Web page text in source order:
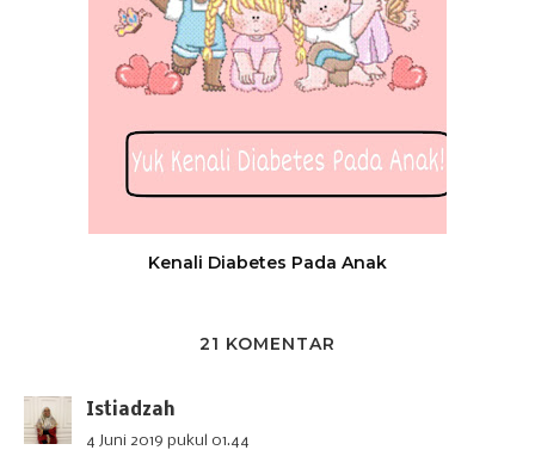
Kenali Diabetes Pada Anak
21 KOMENTAR
Istiadzah
4 Juni 2019 pukul 01.44